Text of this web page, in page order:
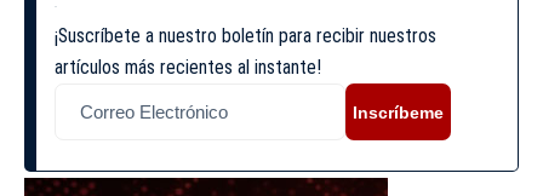
¡Suscríbete a nuestro boletín para recibir nuestros
artículos más recientes al instante!
Inscríbeme